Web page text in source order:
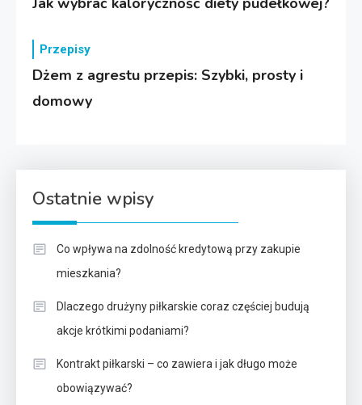
Przepisy
Dżem z agrestu przepis: Szybki, prosty i
domowy
Ostatnie wpisy
Co wpływa na zdolność kredytową przy zakupie
mieszkania?
Dlaczego drużyny piłkarskie coraz częściej budują
akcje krótkimi podaniami?
Kontrakt piłkarski – co zawiera i jak długo może
obowiązywać?